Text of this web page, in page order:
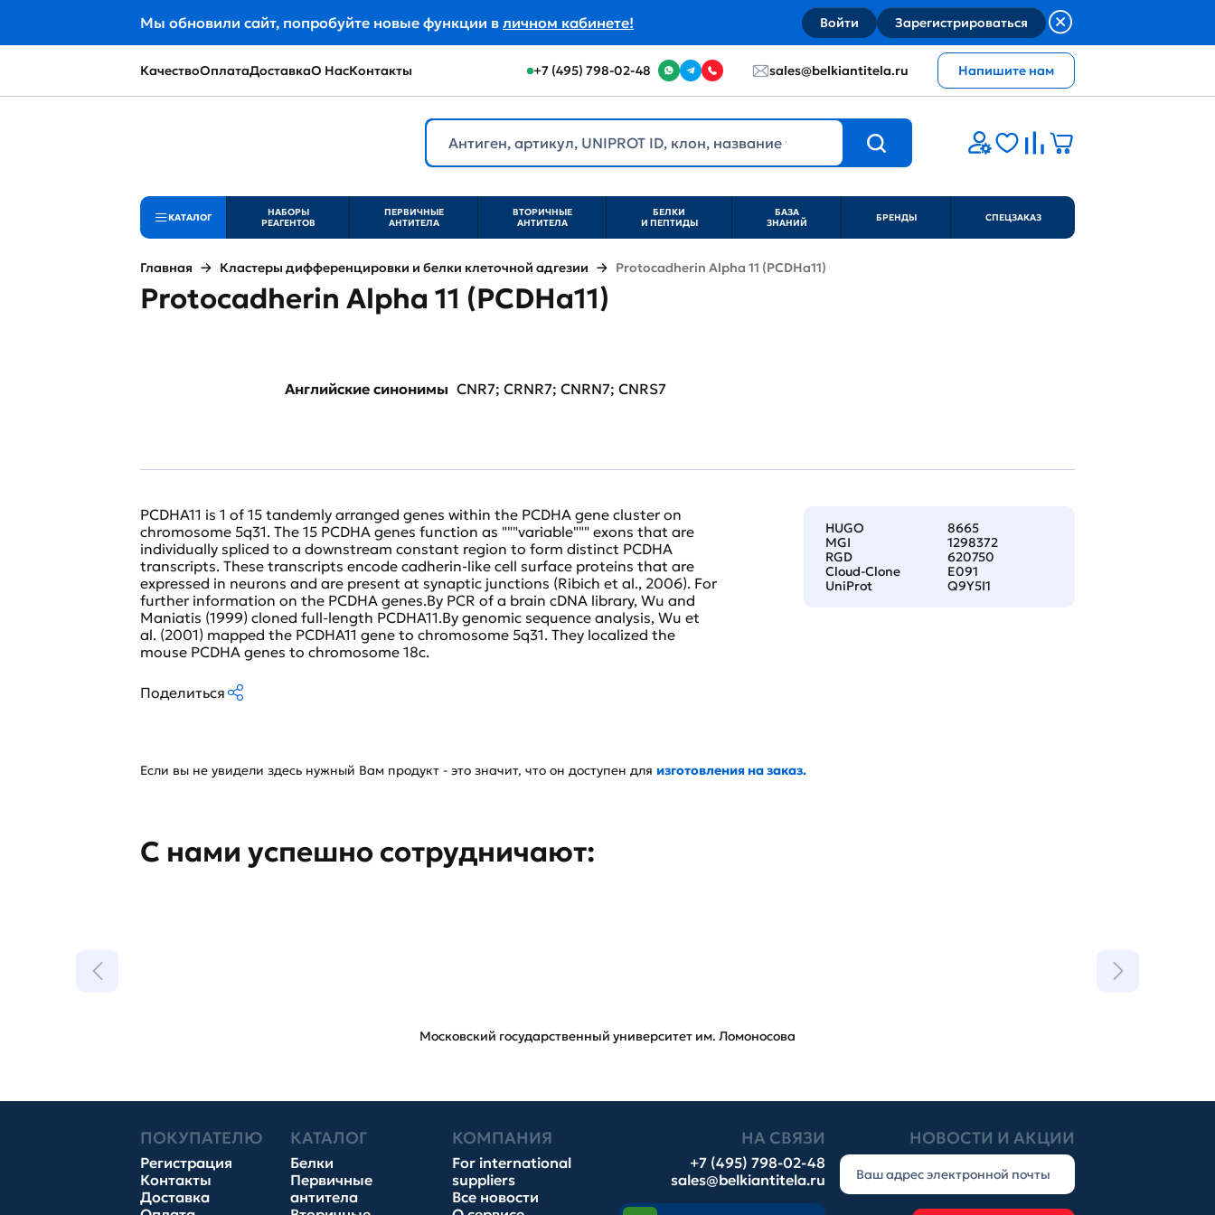
Мы обновили сайт, попробуйте новые функции в личном кабинете! Войти Зарегистрироваться
КачествоОплатаДоставкаО НасКонтакты +7 (495) 798-02-48 sales@belkiantitela.ru Напишите нам
КАТАЛОГ
НАБОРЫ
РЕАГЕНТОВ
ПЕРВИЧНЫЕ
АНТИТЕЛА
ВТОРИЧНЫЕ
АНТИТЕЛА
БЕЛКИ
И ПЕПТИДЫ
БАЗА
ЗНАНИЙ
БРЕНДЫ СПЕЦЗАКАЗ
Главная Кластеры дифференцировки и белки клеточной адгезии Protocadherin Alpha 11 (PCDHa11)
Protocadherin Alpha 11 (PCDHa11)
Английские синонимы CNR7; CRNR7; CNRN7; CNRS7
HUGO
8665
MGI
1298372
RGD
620750
Cloud-Clone
E091
UniProt
Q9Y5I1
PCDHA11 is 1 of 15 tandemly arranged genes within the PCDHA gene cluster on
chromosome 5q31. The 15 PCDHA genes function as """variable""" exons that are
individually spliced to a downstream constant region to form distinct PCDHA
transcripts. These transcripts encode cadherin-like cell surface proteins that are
expressed in neurons and are present at synaptic junctions (Ribich et al., 2006). For
further information on the PCDHA genes.By PCR of a brain cDNA library, Wu and
Maniatis (1999) cloned full-length PCDHA11.By genomic sequence analysis, Wu et
al. (2001) mapped the PCDHA11 gene to chromosome 5q31. They localized the
mouse PCDHA genes to chromosome 18c.
Поделиться
Если вы не увидели здесь нужный Вам продукт - это значит, что он доступен для изготовления на заказ.
С нами успешно сотрудничают:
Московский государственный университет им. Ломоносова
ПОКУПАТЕЛЮ
Регистрация
Контакты
Доставка
КАТАЛОГ
Белки
Первичные
антитела
КОМПАНИЯ
For international
suppliers
Все новости
НА СВЯЗИ
+7 (495) 798-02-48
sales@belkiantitela.ru
НОВОСТИ И АКЦИИ